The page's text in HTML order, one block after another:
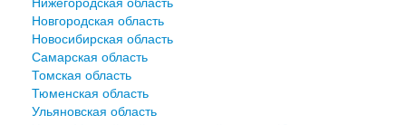
Новгородская область
Новосибирская область
Самарская область
Томская область
Тюменская область
Ульяновская область